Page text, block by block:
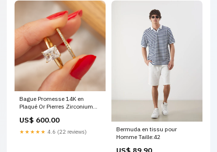
Bague Promesse 14K en
Plaqué Or Pierres Zirconium
US$ 600.00
★★★★★ 4.6 (22 reviews)
Bermuda en tissu pour
Homme Taille:42